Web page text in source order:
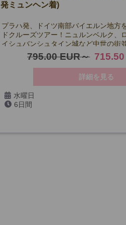
発ミュンヘン着)
プラハ発、ドイツ南部バイエルン地方
ドクルーズツアー！ニュルンベルク、
イシュバンシュタイン城など中世の街
訪れ、歴史と文化を満喫。
795.00 EUR
詳細を見る
水曜日
6日間